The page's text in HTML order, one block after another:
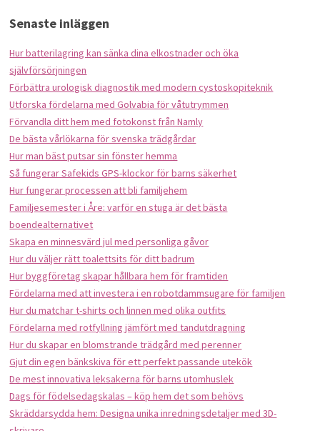
Senaste inläggen
Hur batterilagring kan sänka dina elkostnader och öka
självförsörjningen
Förbättra urologisk diagnostik med modern cystoskopiteknik
Utforska fördelarna med Golvabia för våtutrymmen
Förvandla ditt hem med fotokonst från Namly
De bästa vårlökarna för svenska trädgårdar
Hur man bäst putsar sin fönster hemma
Så fungerar Safekids GPS-klockor för barns säkerhet
Hur fungerar processen att bli familjehem
Familjesemester i Åre: varför en stuga är det bästa
boendealternativet
Skapa en minnesvärd jul med personliga gåvor
Hur du väljer rätt toalettsits för ditt badrum
Hur byggföretag skapar hållbara hem för framtiden
Fördelarna med att investera i en robotdammsugare för familjen
Hur du matchar t-shirts och linnen med olika outfits
Fördelarna med rotfyllning jämfört med tandutdragning
Hur du skapar en blomstrande trädgård med perenner
Gjut din egen bänkskiva för ett perfekt passande utekök
De mest innovativa leksakerna för barns utomhuslek
Dags för födelsedagskalas – köp hem det som behövs
Skräddarsydda hem: Designa unika inredningsdetaljer med 3D-